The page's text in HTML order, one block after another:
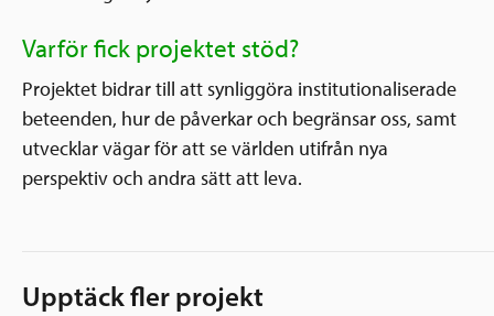
Varför fick projektet stöd?
Projektet bidrar till att synliggöra institutionaliserade
beteenden, hur de påverkar och begränsar oss, samt
utvecklar vägar för att se världen utifrån nya
perspektiv och andra sätt att leva.
Upptäck fler projekt